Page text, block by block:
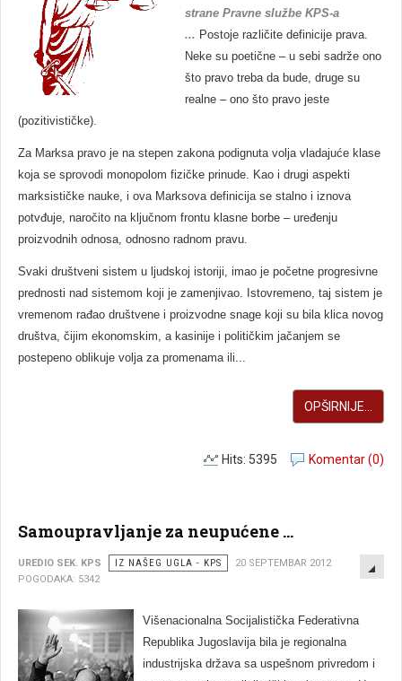
strane Pravne službe KPS-a
... Postoje različite definicije prava.
Neke su poetične – u sebi sadrže ono
što pravo treba da bude, druge su
realne – ono što pravo jeste
(pozitivističke).
Za Marksa pravo je na stepen zakona podignuta volja vladajuće klase
koja se sprovodi monopolom fizičke prinude. Kao i drugi aspekti
marksističke nauke, i ova Marksova definicija se stalno i iznova
potvđuje, naročito na ključnom frontu klasne borbe – uređenju
proizvodnih odnosa, odnosno radnom pravu.
Svaki društveni sistem u ljudskoj istoriji, imao je početne progresivne
prednosti nad sistemom koji je zamenjivao. Istovremeno, taj sistem je
vremenom rađao društvene i proizvodne snage koji su bila klica novog
društva, čijim ekonomskim, a kasinije i političkim jačanjem se
postepeno oblikuje volja za promenama ili...
OPŠIRNIJE...
Komentar (0)
Hits: 5395
Samoupravljanje za neupućene ...
UREDIO SEK. KPS IZ NAŠEG UGLA - KPS
20 SEPTEMBAR 2012
POGODAKA: 5342
Višenacionalna Socijalistička Federativna
Republika Jugoslavija bila je regionalna
industrijska država sa uspešnom privredom i